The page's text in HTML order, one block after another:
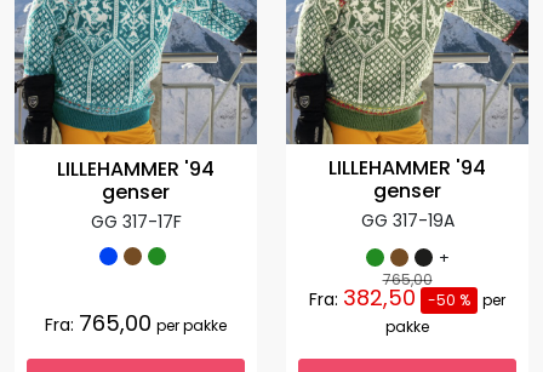
LILLEHAMMER '94
genser
GG 317-17F
Fra: 765,00 per pakke
LILLEHAMMER '94
genser
GG 317-19A
+
765,00
Fra: 382,50 -50 % per
pakke